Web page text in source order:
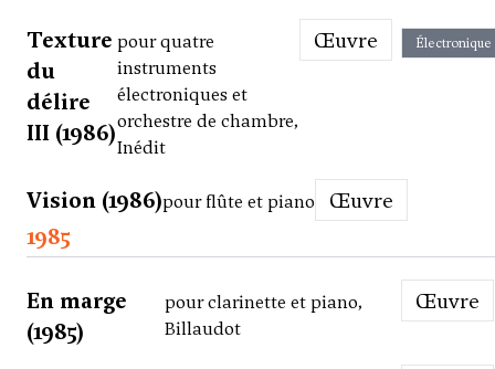
Texture
du
délire
III (1986)
pour quatre
instruments
électroniques et
orchestre de chambre,
Inédit
Œuvre Électronique
Vision (1986)pour flûte et piano
Œuvre
1985
En marge
(1985)
pour clarinette et piano,
Billaudot
Œuvre